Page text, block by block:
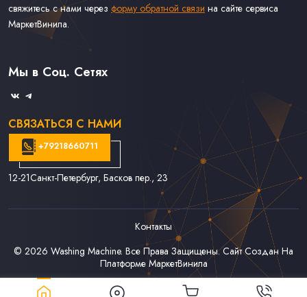
свяжитесь с нами через форму обратной связи на сайте сервиса
МаркетВинила.
Каталог Винила, CD и Кассет
Доставка и Оплата
Связаться С Нами
Мы в Соц. Сетях
СВЯЗАТЬСЯ С НАМИ
+79218660711
12-21Санкт-Петербург, Басков пер., 23
Контакты
© 2026 Washing Machine. Все Права Защищены. Сайт Создан На
Платформе МаркетВинила